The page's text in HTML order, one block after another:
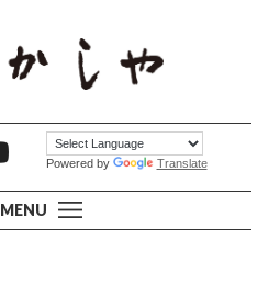
MENU
Powered by Translate